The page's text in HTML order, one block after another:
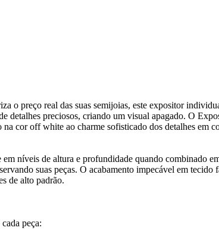
o preço real das suas semijoias, este expositor
detalhes preciosos, criando um visual apagado. O
cor off white ao charme sofisticado dos detalhes em
níveis de altura e profundidade quando combinado
suas peças. O acabamento impecável em tecido
de alto padrão.
peça: